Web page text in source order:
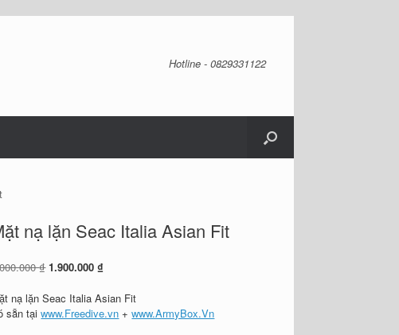
Hotline - 0829331122
nạ lặn Seac Italia Asian Fit
₫Giá
là:
2.000.000 ₫.
1.900.000₫
tại
là:
nạ lặn Seac Italia Asian Fit
sẵn tạiwww.Freedive.vn +www.ArmyBox.Vn